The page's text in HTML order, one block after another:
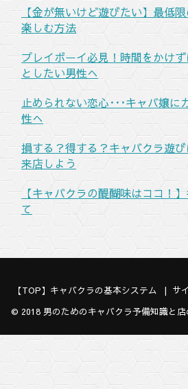
【金が無いけど遊びたい】最低
楽しむ方法
プレイボーイ必見！時間をかけ
としたい男性へ
止められない恋心･･･キャバ嬢に
性へ
損する？得する？キャバクラ遊
来店しよう
【キャバクラの醍醐味はココ！
て
【TOP】キャバクラの基本システム サ
© 2018 男のためのキャバクラ予備知識と